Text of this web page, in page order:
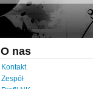
O nas
Kontakt
Zespół